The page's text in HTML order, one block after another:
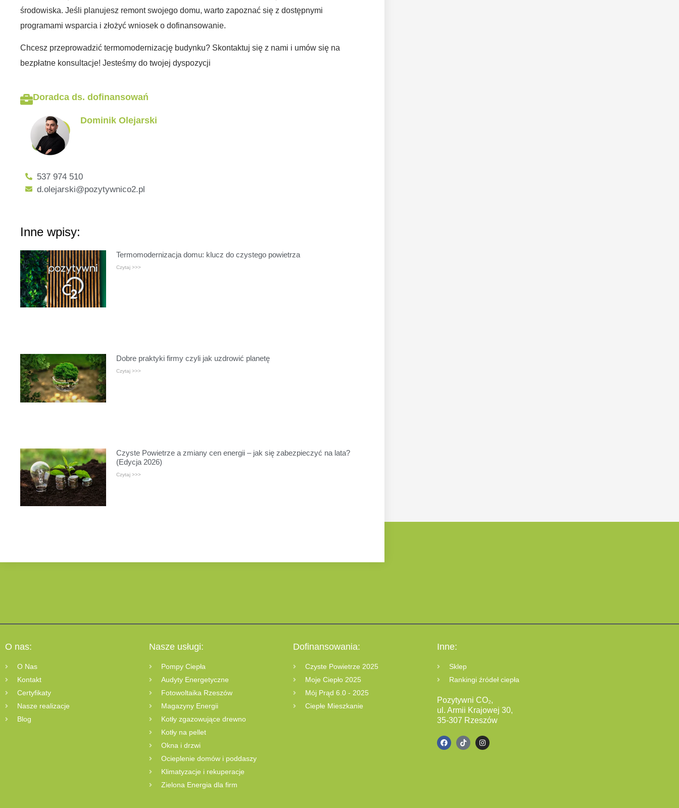
środowiska. Jeśli planujesz remont swojego domu, warto zapoznać się z dostępnymi
programami wsparcia i złożyć wniosek o dofinansowanie.
Chcesz przeprowadzić termomodernizację budynku? Skontaktuj się z nami i umów się na
bezpłatne konsultacje! Jesteśmy do twojej dyspozycji
Doradca ds. dofinansowań
Dominik Olejarski
537 974 510
d.olejarski@pozytywnico2.pl
Inne wpisy:
Termomodernizacja domu: klucz do czystego powietrza
Czytaj >>>
Dobre praktyki firmy czyli jak uzdrowić planetę
Czytaj >>>
Czyste Powietrze a zmiany cen energii – jak się zabezpieczyć na lata?
(Edycja 2026)
Czytaj >>>
O nas:
O Nas
Kontakt
Certyfikaty
Nasze realizacje
Blog
Nasze usługi:
Pompy Ciepła
Audyty Energetyczne
Fotowoltaika Rzeszów
Magazyny Energii
Kotły zgazowujące drewno
Kotły na pellet
Okna i drzwi
Ocieplenie domów i poddaszy
Klimatyzacje i rekuperacje
Zielona Energia dla firm
Dofinansowania:
Czyste Powietrze 2025
Moje Ciepło 2025
Mój Prąd 6.0 - 2025
Ciepłe Mieszkanie
Inne:
Sklep
Rankingi źródeł ciepła
Pozytywni CO₂,
ul. Armii Krajowej 30,
35-307 Rzeszów